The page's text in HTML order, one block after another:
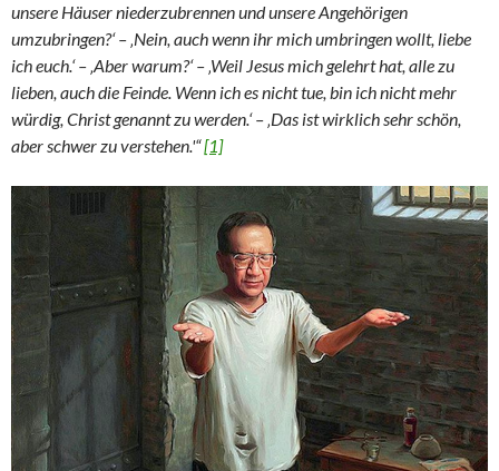
unsere Häuser niederzubrennen und unsere Angehörigen
umzubringen?‘ – ‚Nein, auch wenn ihr mich umbringen wollt, liebe
ich euch.‘ – ‚Aber warum?‘ – ‚Weil Jesus mich gelehrt hat, alle zu
lieben, auch die Feinde. Wenn ich es nicht tue, bin ich nicht mehr
würdig, Christ genannt zu werden.‘ – ‚Das ist wirklich sehr schön,
aber schwer zu verstehen.'“[1]